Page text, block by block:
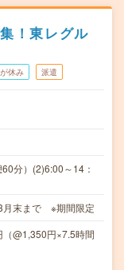
！東レグル
休み 派遣
分）(2)6:00～14：
末まで ※期間限定
@1,350円×7.5時間